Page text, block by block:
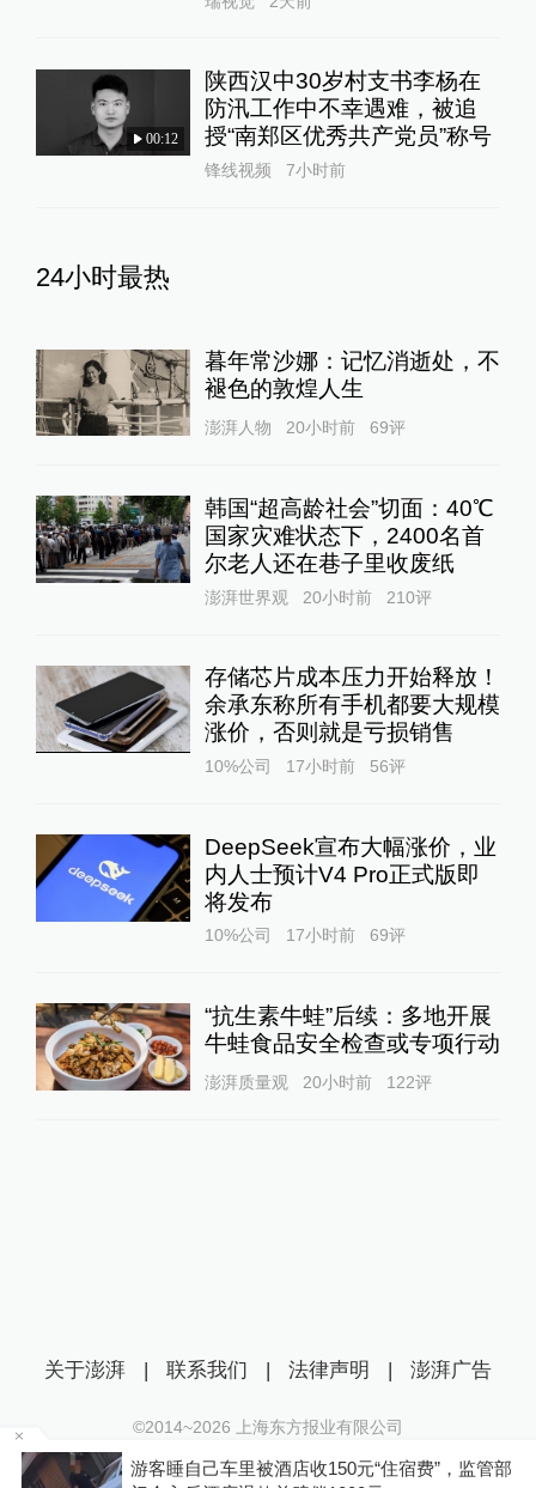
00:12
陕西汉中30岁村支书李杨在
防汛工作中不幸遇难，被追
授“南郑区优秀共产党员”称号
锋线视频 7小时前
24小时最热
暮年常沙娜：记忆消逝处，不
褪色的敦煌人生
澎湃人物 20小时前 69评
韩国“超高龄社会”切面：40℃
国家灾难状态下，2400名首
尔老人还在巷子里收废纸
澎湃世界观 20小时前 210评
存储芯片成本压力开始释放！
余承东称所有手机都要大规模
涨价，否则就是亏损销售
10%公司 17小时前 56评
DeepSeek宣布大幅涨价，业
内人士预计V4 Pro正式版即
将发布
10%公司 17小时前 69评
“抗生素牛蛙”后续：多地开展
牛蛙食品安全检查或专项行动
澎湃质量观 20小时前 122评
你有权知道更多
，监管部
关于澎湃 | 联系我们 | 法律声明 | 澎湃广告
©2014~2026 上海东方报业有限公司
沪ICP证：沪B2-20170116 | 沪ICP备14003370号